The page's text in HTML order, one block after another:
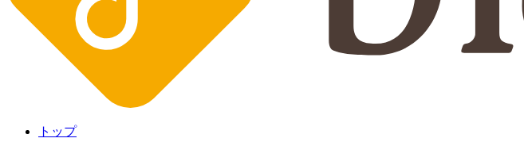
トップ